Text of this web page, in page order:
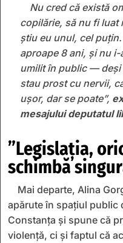
Nu cred că există
copilărie, să nu fi luat
știu eu unul, cel
aproape 8 ani, și nu
umilit în public — deși
stau prost cu nervii,
ușor, dar se poate”,
mesajului deputatul
”Legislația,
schimbă
Mai departe, Alina
apărute în spațiul public
Constanța și spune că
violență, ci și faptul că